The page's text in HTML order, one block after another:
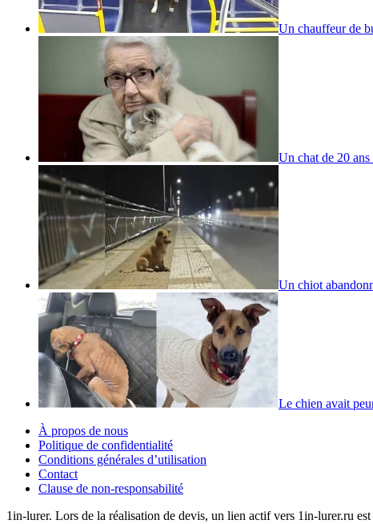
Un chauffeur de
Un chat de 20
Un chiot
Le chien avait
À propos de nous
Politique de confidentialité
Conditions générales d’utilisation
Contact
Clause de non-responsabilité
1in-lurer. Lors de la réalisation de devis, un lien actif vers 1in-lurer.ru